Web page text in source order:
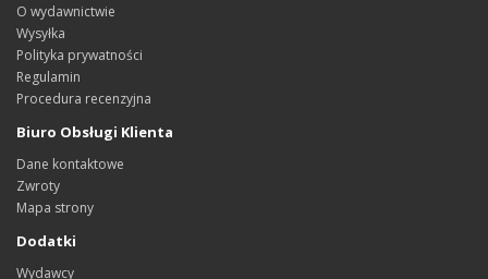
O wydawnictwie
Wysyłka
Polityka prywatności
Regulamin
Procedura recenzyjna
Biuro Obsługi Klienta
Dane kontaktowe
Zwroty
Mapa strony
Dodatki
Wydawcy